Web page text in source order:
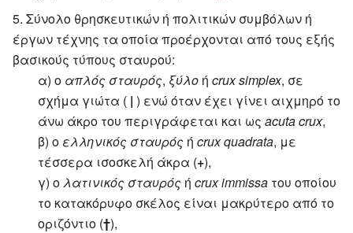
Σύνολο θρησκευτικών ή πολιτικών συμβόλων ή
έργων τέχνης τα οποία προέρχονται από τους εξής
βασικούς τύπους σταυρού:
α) ο απλός σταυρός, ξύλο ή crux simplex, σε
σχήμα γιώτα ( | ) ενώ όταν έχει γίνει αιχμηρό το
άνω άκρο του περιγράφεται και ως acuta crux,
β) ο ελληνικός σταυρός ή crux quadrata, με
τέσσερα ισοσκελή άκρα (+),
γ) ο λατινικός σταυρός ή crux immissa του οποίου
το κατακόρυφο σκέλος είναι μακρύτερο από το
οριζόντιο (†),